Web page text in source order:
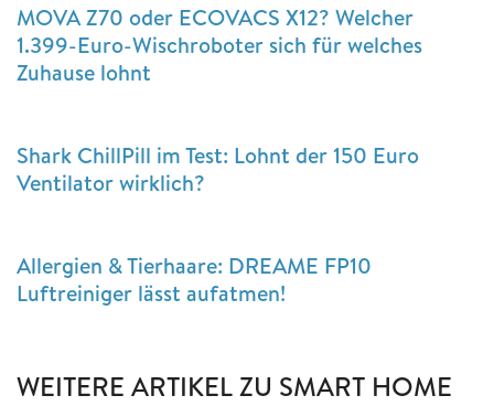
MOVA Z70 oder ECOVACS X12? Welcher
1.399-Euro-Wischroboter sich für welches
Zuhause lohnt
Shark ChillPill im Test: Lohnt der 150 Euro
Ventilator wirklich?
Allergien & Tierhaare: DREAME FP10
Luftreiniger lässt aufatmen!
WEITERE ARTIKEL ZU SMART HOME